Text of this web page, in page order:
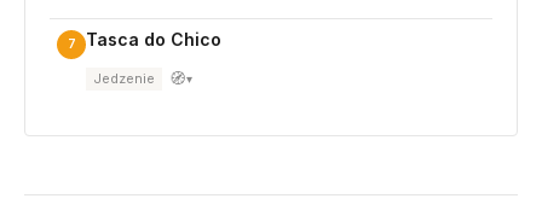
7 Tasca do Chico
Jedzenie 🧭▾